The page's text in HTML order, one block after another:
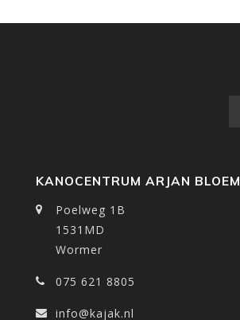
KANOCENTRUM ARJAN BLOEM
Poelweg 1B
1531MD
Wormer
075 621 8805
info@kajak.nl